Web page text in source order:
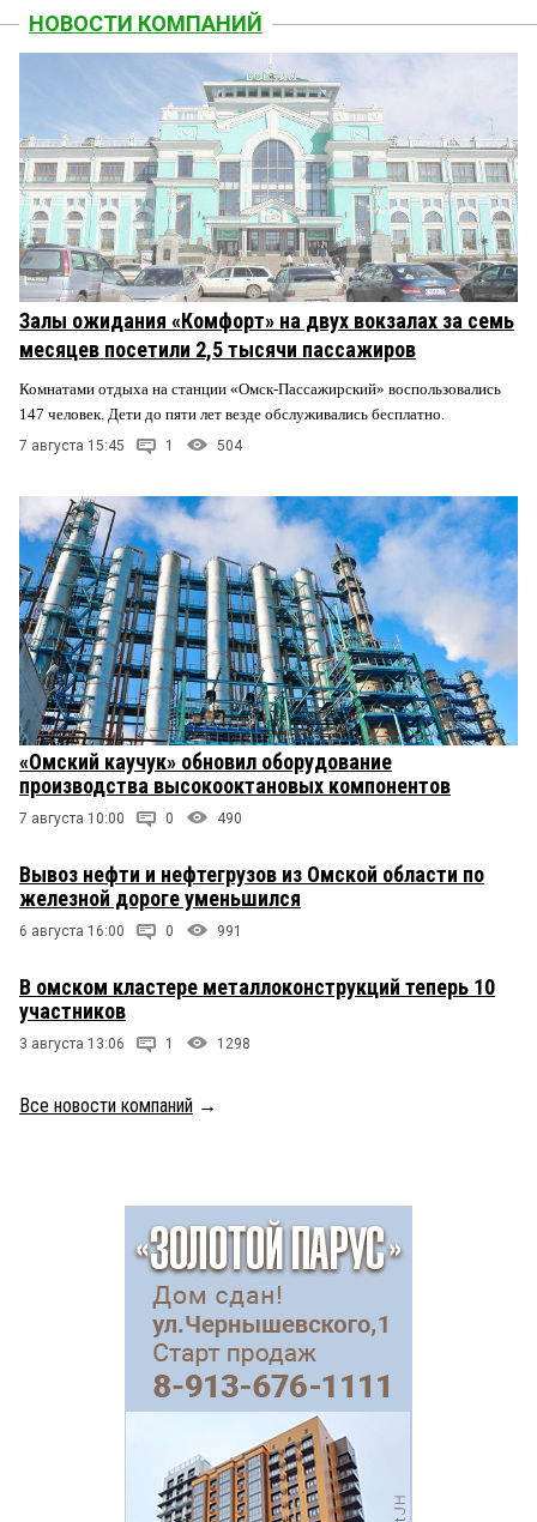
НОВОСТИ КОМПАНИЙ
Залы ожидания «Комфорт» на двух вокзалах за семь
месяцев посетили 2,5 тысячи пассажиров
Комнатами отдыха на станции «Омск-Пассажирский» воспользовались
147 человек. Дети до пяти лет везде обслуживались бесплатно.
7 августа 15:45 1 504
«Омский каучук» обновил оборудование
производства высокооктановых компонентов
7 августа 10:00 0 490
Вывоз нефти и нефтегрузов из Омской области по
железной дороге уменьшился
6 августа 16:00 0 991
В омском кластере металлоконструкций теперь 10
участников
3 августа 13:06 1 1298
Все новости компаний →